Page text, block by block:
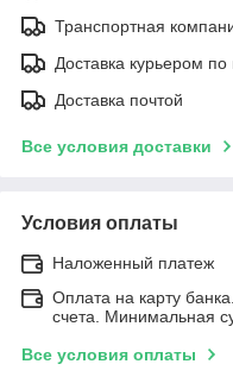
Транспортная
Доставка курьером по
Доставка почтой
Все условия доставки
Условия оплаты
Наложенный платеж
Оплата на карту
счета. Минимальная
Все условия оплаты